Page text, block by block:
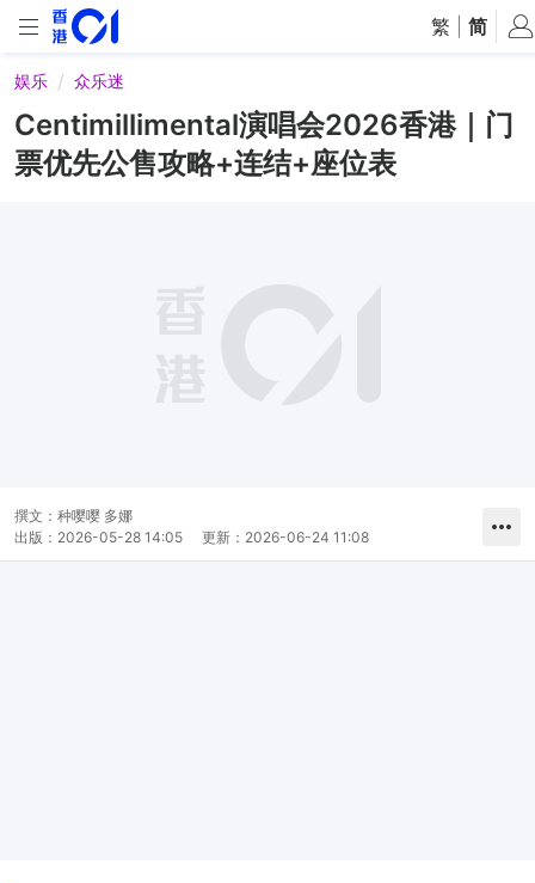
繁 简
娱乐 众乐迷
Centimillimental演唱会2026香港｜门
票优先公售攻略+连结+座位表
撰文： 种嘤嘤 多娜
出版： 2026-05-28 14:05 更新： 2026-06-24 11:08